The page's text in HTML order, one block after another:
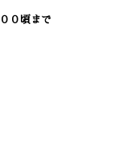
０頃まで